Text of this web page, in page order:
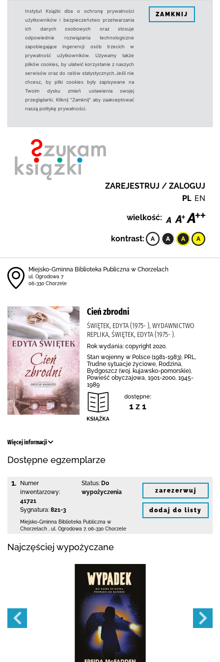
Instytut Książki dba o ochronę prywatności
użytkowników i bezpieczeństwo przetwarzania
ich danych osobowych oraz stosuje
odpowiednie rozwiązania technologiczne
zapobiegające ingerencji osób trzecich w
prywatność użytkowników. Używamy także
plików cookies, by ułatwić korzystanie z naszych
serwisów oraz do celów statystycznych.Jeśli nie
chcesz, by pliki cookies były zapisywane na
Twoim dysku zmień ustawienia swojej
przeglądarki. Kliknij "Zamknij" aby zaakceptować
naszą politykę prywatności.
ZAMKNIJ
ZAREJESTRUJ / ZALOGUJ
PL EN
wielkość:
kontrast:
Miejsko-Gminna Biblioteka Publiczna w Chorzelach
ul. Ogrodowa 7
06-330 Chorzele
Cień zbrodni
ŚWIĘTEK, EDYTA (1975- ), WYDAWNICTWO
REPLIKA, ŚWIĘTEK, EDYTA (1975- ).
Rok wydania: copyright 2020.
Stan wojenny w Polsce (1981-1983), PRL,
Trudne sytuacje życiowe, Rodzina,
Bydgoszcz (woj. kujawsko-pomorskie),
Powieść obyczajowa, 1901-2000, 1945-
1989
dostępne:
1 z 1
Więcej informacji
Dostępne egzemplarze
1.
Numer
inwentarzowy:
41721
Sygnatura: 821-3
Status: Do
wypożyczenia
Miejsko-Gminna Biblioteka Publiczna w
Chorzelach
ul. Ogrodowa 7, 06-330 Chorzele
zarezerwuj
dodaj do listy
Najczęściej wypożyczane